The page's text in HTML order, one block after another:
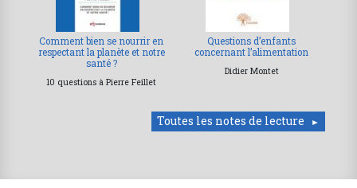
Comment bien se nourrir en
respectant la planète et notre
santé ?
10 questions à Pierre Feillet
Questions d’enfants
concernant l’alimentation
Didier Montet
Toutes les notes de lecture